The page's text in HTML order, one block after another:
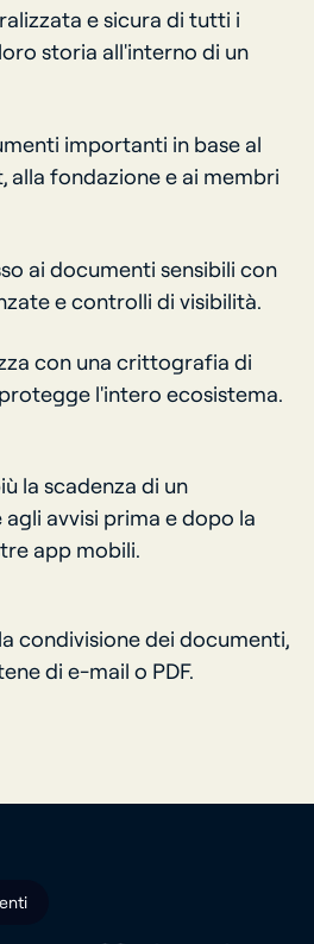
e sicura di tutti i
storia all'interno di un
importanti in base al
alla fondazione e ai membri
ai documenti sensibili con
e controlli di visibilità.
con una crittografia di
l'intero ecosistema.
la scadenza di un
avvisi prima e dopo la
app mobili.
condivisione dei documenti,
di e-mail o PDF.